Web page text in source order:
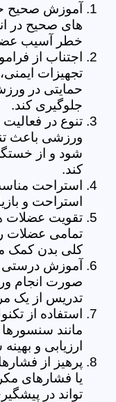
آموزش صحیح
های صحیح در
خطر آسیب
اجتناب از
تجهیزات
حمایتی در
جلوگیری کند.
تنوع در
ورزشی باعث
شود و از
کند.
استراحت
استراحت و
تقویت عضلات
تمامی عضلات
کلی بدن کمک
آموزش
صورت انجام
تدریس از یک
استفاده از
مانند
ارزیابی و
پرهیز از
یا فشارهای
تواند در